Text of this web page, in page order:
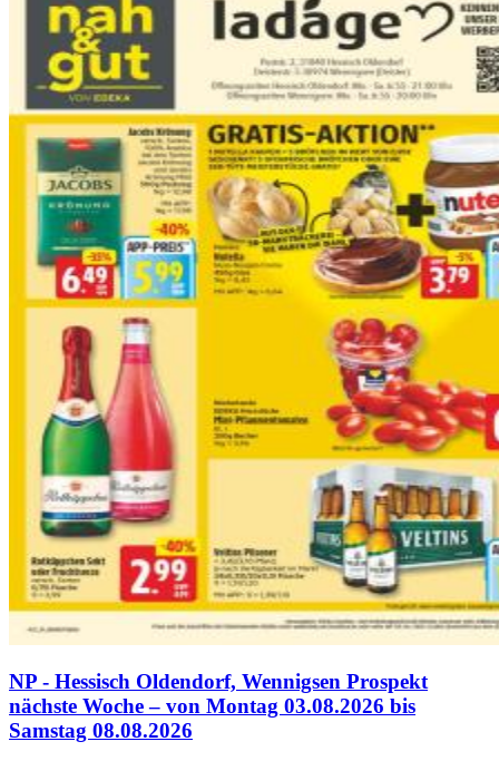
NP - Hessisch Oldendorf, Wennigsen Prospekt
nächste Woche – von Montag 03.08.2026 bis
Samstag 08.08.2026